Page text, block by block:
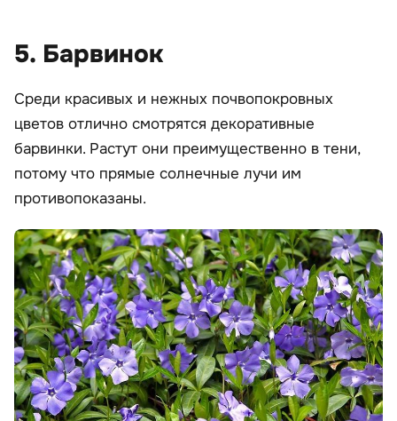
5. Барвинок
Среди красивых и нежных почвопокровных
цветов отлично смотрятся декоративные
барвинки. Растут они преимущественно в тени,
потому что прямые солнечные лучи им
противопоказаны.